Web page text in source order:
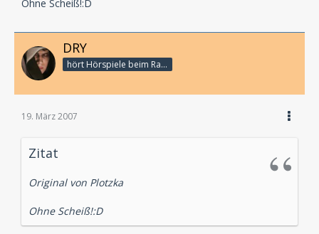
Ohne Scheiß!:D
DRY
hört Hörspiele beim Rasenmähen
19. März 2007
Zitat
Original von Plotzka
Ohne Scheiß!:D